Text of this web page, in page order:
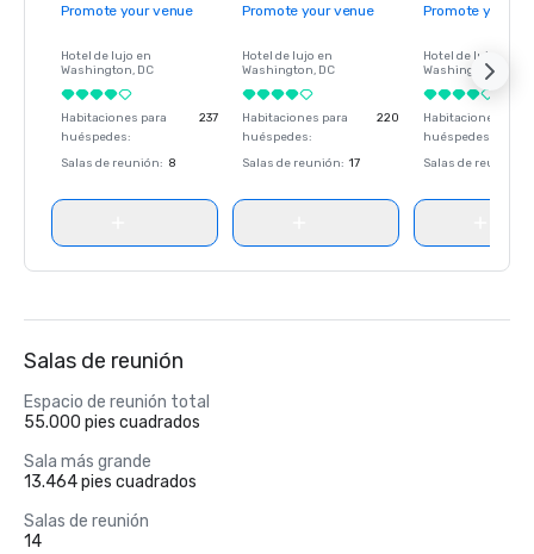
Promote your venue
Hotel de lujo en
Washington, DC
Habitaciones para
huéspedes:
237
Salas de reunión: 8
Promote your venue
Hotel de lujo en
Washington, DC
Habitaciones para
huéspedes:
220
Salas de reunión: 17
Promote your
Hotel de lujo en
Washington
Habitaciones para
huéspedes
Salas de reunión
Salas de reunión
Espacio de reunión total
55.000 pies cuadrados
Sala más grande
13.464 pies cuadrados
Salas de reunión
14